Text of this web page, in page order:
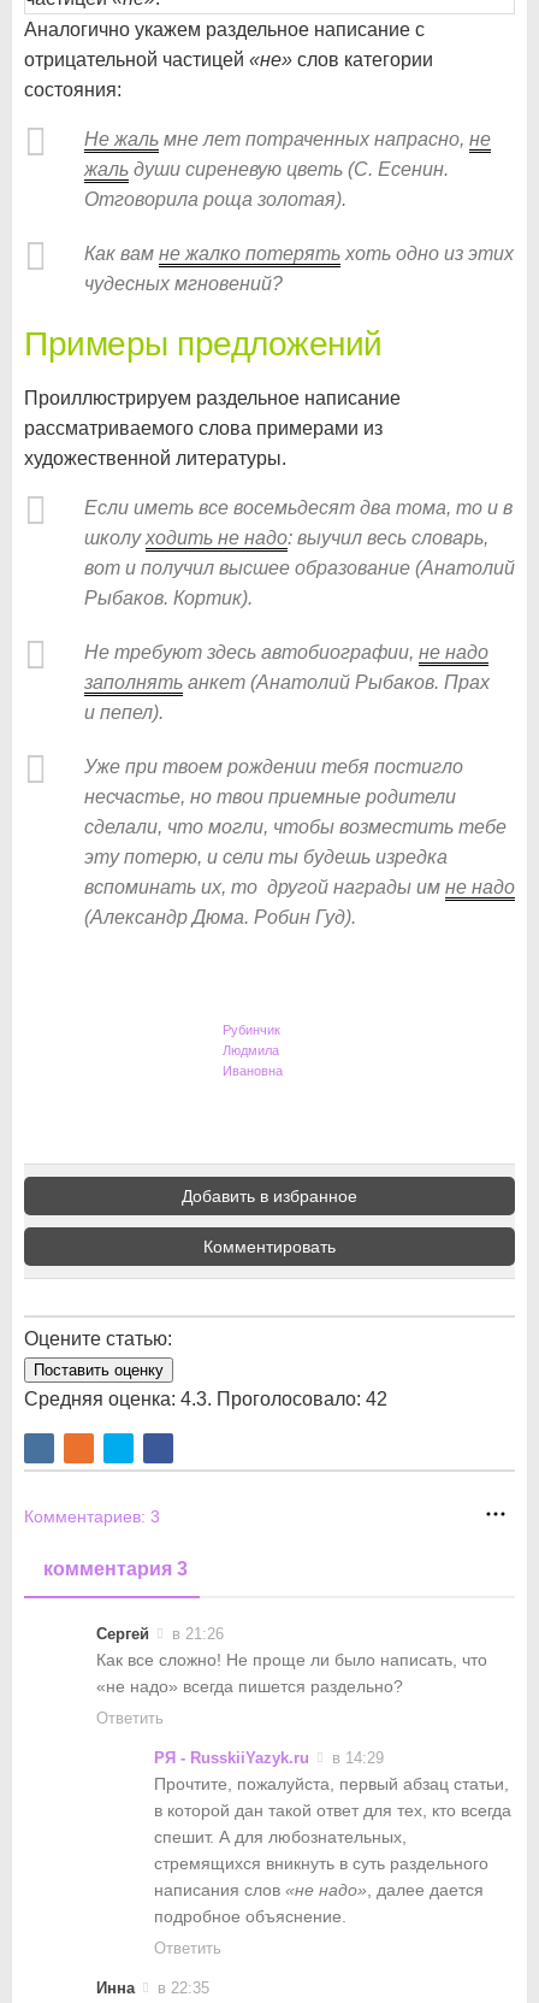
Аналогично укажем раздельное написание с
отрицательной частицей «не» слов категории
состояния:
Не жаль мне лет потраченных напрасно, не
жаль души сиреневую цветь (С. Есенин.
Отговорила роща золотая).
Как вам не жалко потерять хоть одно из этих
чудесных мгновений?
Примеры предложений
Проиллюстрируем раздельное написание
рассматриваемого слова примерами из
художественной литературы.
Если иметь все восемьдесят два тома, то и в
школуходить не надо: выучил весь словарь,
вот и получил высшее образование (Анатолий
Рыбаков. Кортик).
Не требуют здесь автобиографии, не надо
заполнять анкет (Анатолий Рыбаков. Прах
и пепел).
Уже при твоем рождении тебя постигло
несчастье, но твои приемные родители
сделали, что могли, чтобы возместить тебе
эту потерю, и сели ты будешь изредка
вспоминать их, то другой награды им не надо
(Александр Дюма. Робин Гуд).
Рубинчик
Людмила
Ивановна
Добавить в избранное
Комментировать
Оцените статью:
Поставить оценку
Средняя оценка: 4.3. Проголосовало: 42
Комментариев: 3
комментария 3
Сергей в 21:26
Как все сложно! Не проще ли было написать, что
«не надо» всегда пишется раздельно?
Ответить
РЯ - RusskiiYazyk.ru в 14:29
Прочтите, пожалуйста, первый абзац статьи,
в которой дан такой ответ для тех, кто всегда
спешит. А для любознательных,
стремящихся вникнуть в суть раздельного
написания слов «не надо», далее дается
подробное объяснение.
Ответить
Инна в 22:35